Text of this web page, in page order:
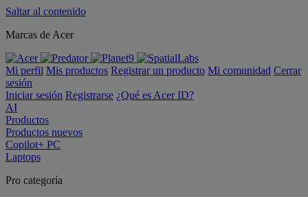
Saltar al contenido
Marcas de Acer
Mi perfil Mis productos Registrar un producto Mi comunidad Cerrar
sesión
Iniciar sesión Registrarse ¿Qué es Acer ID?
AI
Productos
Productos nuevos
Copilot+ PC
Laptops
Pro categoría